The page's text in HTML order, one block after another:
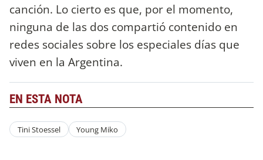
canción. Lo cierto es que, por el momento,
ninguna de las dos compartió contenido en
redes sociales sobre los especiales días que
viven en la Argentina.
EN ESTA NOTA
Tini Stoessel Young Miko